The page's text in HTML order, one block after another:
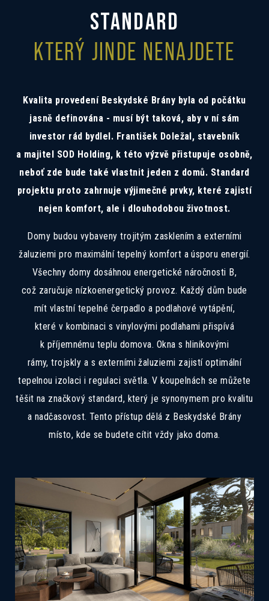
STANDARD
KTERÝ JINDE NENAJDETE
Kvalita provedení Beskydské Brány byla od počátku
jasně definována - musí být taková, aby v ní sám
investor rád bydlel. František Doležal, stavebník
a majitel SOD Holding, k této výzvě přistupuje osobně,
neboť zde bude také vlastnit jeden z domů. Standard
projektu proto zahrnuje výjimečné prvky, které zajistí
nejen komfort, ale i dlouhodobou životnost.
Domy budou vybaveny trojitým zasklením a externími
žaluziemi pro maximální tepelný komfort a úsporu energií.
Všechny domy dosáhnou energetické náročnosti B,
což zaručuje nízkoenergetický provoz. Každý dům bude
mít vlastní tepelné čerpadlo a podlahové vytápění,
které v kombinaci s vinylovými podlahami přispívá
k příjemnému teplu domova. Okna s hliníkovými
rámy, trojskly a s externími žaluziemi zajistí optimální
tepelnou izolaci i regulaci světla. V koupelnách se můžete
těšit na značkový standard, který je synonymem pro kvalitu
a nadčasovost. Tento přístup dělá z Beskydské Brány
místo, kde se budete cítit vždy jako doma.
Souhlas se zpracováním osobních
Česky
Slovensky
Souhlasím se zasíláním informací